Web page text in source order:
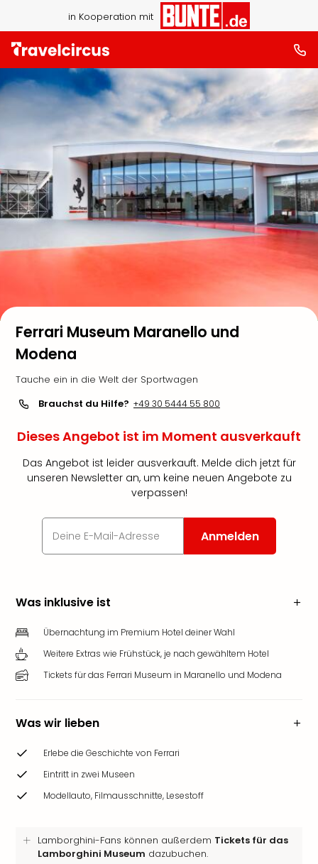
in Kooperation mit
Ferrari Museum Maranello und
Modena
Tauche ein in die Welt der Sportwagen
Brauchst du Hilfe? +49 30 5444 55 800
Dieses Angebot ist im Moment ausverkauft
Das Angebot ist leider ausverkauft. Melde dich jetzt für
unseren Newsletter an, um keine neuen Angebote zu
verpassen!
Anmelden
Was inklusive ist
Übernachtung im Premium Hotel deiner Wahl
Weitere Extras wie Frühstück, je nach gewähltem Hotel
Tickets für das Ferrari Museum in Maranello und Modena
Was wir lieben
Erlebe die Geschichte von Ferrari
Eintritt in zwei Museen
Modellauto, Filmausschnitte, Lesestoff
Lamborghini-Fans können außerdem Tickets für das
Lamborghini Museum dazubuchen.